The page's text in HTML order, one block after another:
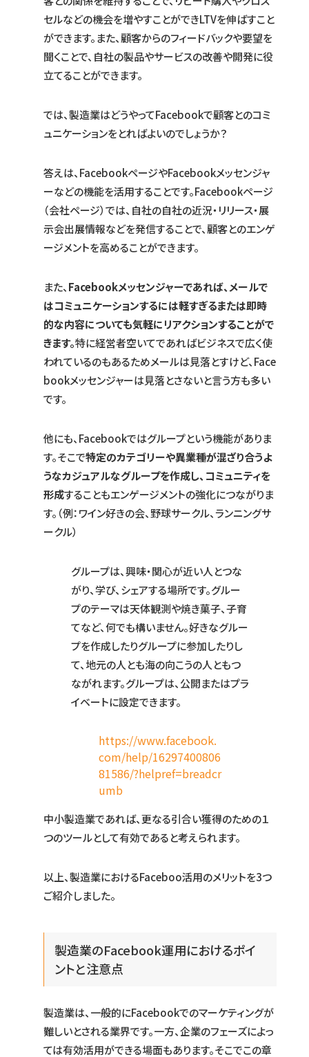
セルなどの機会を増やすことができLTVを伸ばすこと
ができます。また、顧客からのフィードバックや要望を
聞くことで、自社の製品やサービスの改善や開発に役
立てることができます。
では、製造業はどうやってFacebookで顧客とのコミ
ュニケーションをとればよいのでしょうか？
答えは、FacebookページやFacebookメッセンジャ
ーなどの機能を活用することです。Facebookページ
（会社ページ）では、自社の自社の近況・リリース・展
示会出展情報などを発信することで、顧客とのエンゲ
ージメントを高めることができます。
また、Facebookメッセンジャーであれば、メールで
はコミュニケーションするには軽すぎるまたは即時
的な内容についても気軽にリアクションすることがで
きます。特に経営者空いてであればビジネスで広く使
われているのもあるためメールは見落とすけど、Face
bookメッセンジャーは見落とさないと言う方も多い
です。
他にも、Facebookではグループという機能がありま
す。そこで特定のカテゴリーや異業種が混ざり合うよ
うなカジュアルなグループを作成し、コミュニティを
形成することもエンゲージメントの強化につながりま
す。（例：ワイン好きの会、野球サークル、ランニングサ
ークル）
グループは、興味・関心が近い人とつな
がり、学び、シェアする場所です。グルー
プのテーマは天体観測や焼き菓子、子育
てなど、何でも構いません。好きなグルー
プを作成したりグループに参加したりし
て、地元の人とも海の向こうの人ともつ
ながれます。グループは、公開またはプラ
イベートに設定できます。
https://www.facebook.
com/help/16297400806
81586/?helpref=breadcr
umb
中小製造業であれば、更なる引合い獲得のための１
つのツールとして有効であると考えられます。
以上、製造業におけるFaceboo活用のメリットを3つ
ご紹介しました。
製造業のFacebook運用におけるポイ
ントと注意点
製造業は、一般的にFacebookでのマーケティングが
難しいとされる業界です。一方、企業のフェーズによっ
ては有効活用ができる場面もあります。そこでこの章